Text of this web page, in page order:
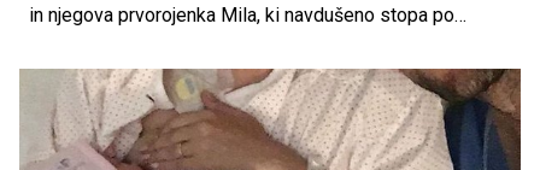
in njegova prvorojenka Mila, ki navdušeno stopa po
fotografijo s hčerjo, s katero je dal vsem vedeti, kako
zelo ponosen je na malčico.